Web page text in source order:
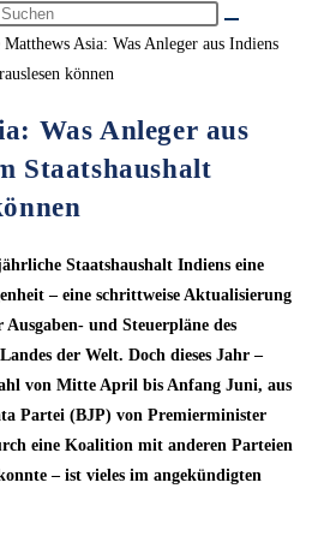
Was Anleger aus
Staatshaushalt
Staatshaushalt Indiens eine
– eine schrittweise Aktualisierung
und Steuerpläne des
der Welt. Doch dieses Jahr –
von Mitte April bis Anfang Juni, aus
Partei (BJP) von Premierminister
eine Koalition mit anderen Parteien
– ist vieles im angekündigten